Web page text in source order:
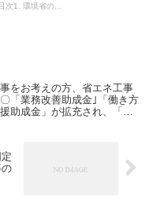
次1. 環境省の...
をお考えの方、省エネ工事
「業務改善助成金｣「働き方
助成金」が拡充され、「人